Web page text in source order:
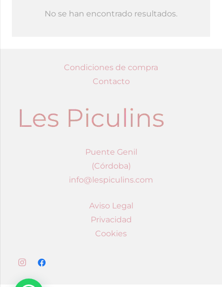
No se han encontrado resultados.
Condiciones de compra
Contacto
Puente Genil
(Córdoba)
info@lespiculins.com
Aviso Legal
Privacidad
Cookies